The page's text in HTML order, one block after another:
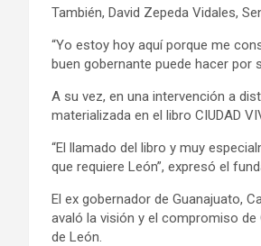
También, David Zepeda Vidales,
“Yo estoy hoy aquí porque me
buen gobernante puede hacer por
A su vez, en una intervención a
materializada en el libro CIUDAD
“El llamado del libro y muy
que requiere León”, expresó el
El ex gobernador de Guanajuato,
avaló la visión y el compromiso
de León.